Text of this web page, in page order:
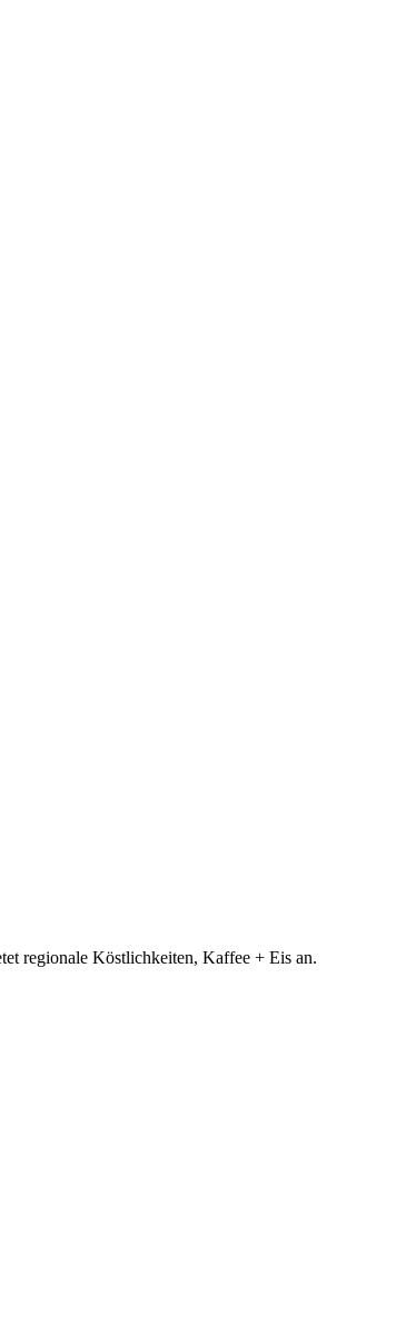
regionale Köstlichkeiten, Kaffee + Eis an.